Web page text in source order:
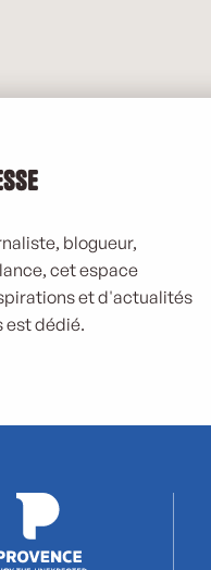
blogueur,
cet espace
et d'actualités
est dédié.